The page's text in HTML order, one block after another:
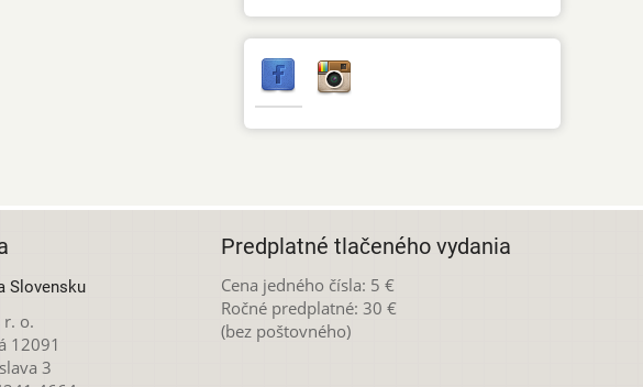
Slovensku
r. o.
12091
3
Predplatné tlačeného vydania
Cena jedného čísla: 5 €
Ročné predplatné: 30 €
(bez poštovného)